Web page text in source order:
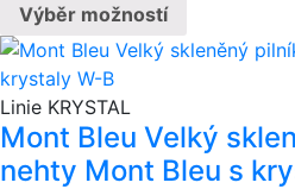
Výběr možností
Linie KRYSTAL
Mont Bleu Velký
nehty Mont Bleu s